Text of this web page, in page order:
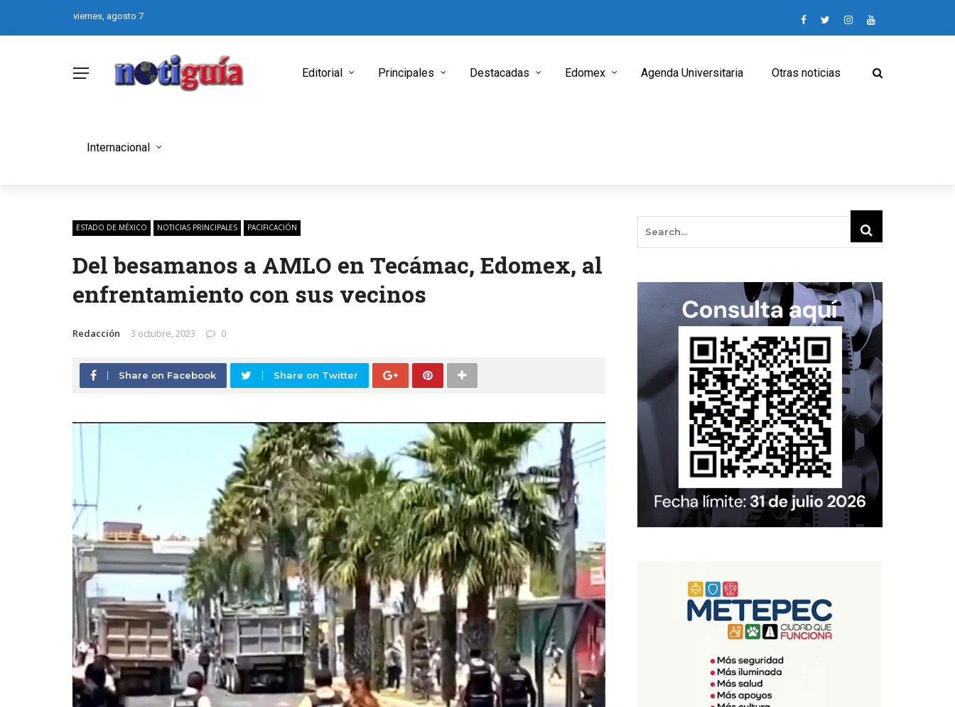
viernes, agosto 7
Editorial Principales Destacadas Edomex Agenda Universitaria Otras noticias
Internacional
ESTADO DE MÉXICO NOTICIAS PRINCIPALES PACIFICACIÓN
Del besamanos a AMLO en Tecámac, Edomex, al
enfrentamiento con sus vecinos
Redacción 3 octubre, 2023 0
Share on Facebook Share on Twitter